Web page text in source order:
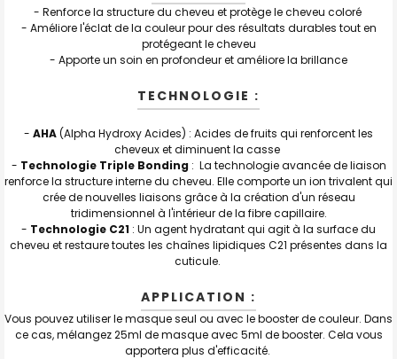
- Renforce la structure du cheveu et protège le cheveu coloré
- Améliore l'éclat de la couleur pour des résultats durables tout en
protégeant le cheveu
- Apporte un soin en profondeur et améliore la brillance
TECHNOLOGIE :
- AHA(Alpha Hydroxy Acides) : Acides de fruits qui renforcent les
cheveux et diminuent la casse
- Technologie Triple Bonding : La technologie avancée de liaison
renforce la structure interne du cheveu. Elle comporte un ion trivalent qui
crée de nouvelles liaisons grâce à la création d'un réseau
tridimensionnel à l'intérieur de la fibre capillaire.
- Technologie C21 : Un agent hydratant qui agit à la surface du
cheveu et restaure toutes les chaînes lipidiques C21 présentes dans la
cuticule.
APPLICATION :
Vous pouvez utiliser le masque seul ou avec le booster de couleur. Dans
ce cas, mélangez 25ml de masque avec 5ml de booster. Cela vous
apportera plus d'efficacité.